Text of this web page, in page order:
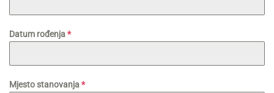
Datum rođenja*
Mjesto stanovanja*